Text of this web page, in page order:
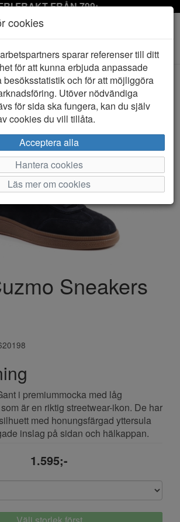
FRAKT FRÅN 799:-
Sneakers
i premiummocka med låg
är en riktig streetwear-ikon. De har
med honungsfärgad yttersula
inslag på sidan och hälkappan.
1.595;-
cookies
sparar referenser till ditt
för att kunna erbjuda anpassade
besöksstatistik och för att möjliggöra
Utöver nödvändiga
för sida ska fungera, kan du själv
cookies du vill tillåta.
Acceptera alla
Hantera cookies
Läs mer om cookies